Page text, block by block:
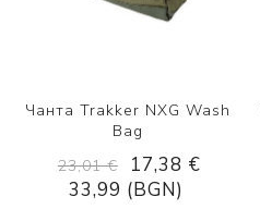
Чанта Trakker NXG Wash
Bag
23,01 €
17,38 €
33,99 (BGN)